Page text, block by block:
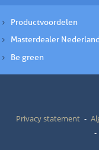
Productvoordelen
Masterdealer Nederland
Be green
Privacy statement